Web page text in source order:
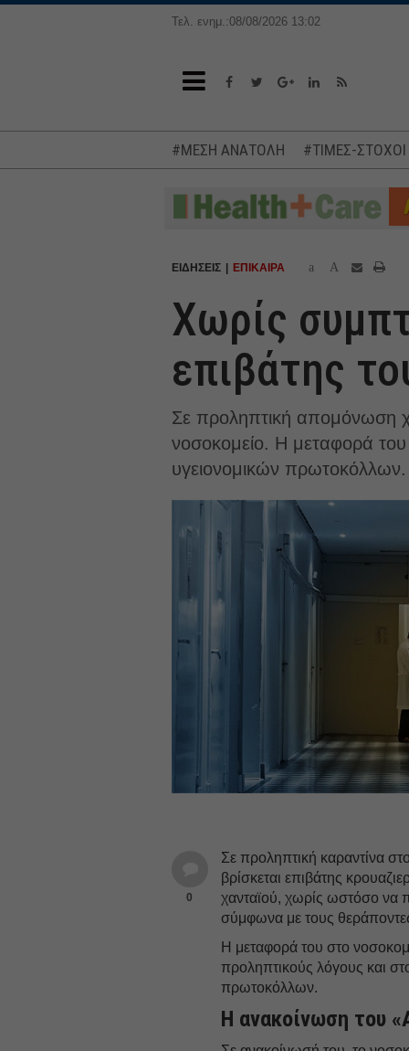
Τελ. ενημ.:08/08/2026 13:02
#ΜΕΣΗ ΑΝΑΤΟΛΗ #ΤΙΜΕΣ-
ΕΙΔΗΣΕΙΣ ΕΠΙΚΑΙΡΑ a A
Χωρίς
επιβάτης
Σε προληπτική απομόνωση
νοσοκομείο. Η μεταφορά
υγειονομικών πρωτοκόλλων.
0
Σε προληπτική καραντίνα
βρίσκεται επιβάτης
χανταϊού, χωρίς ωστόσο να
σύμφωνα με τους θεράποντες
Η μεταφορά του στο
προληπτικούς λόγους και
πρωτοκόλλων.
Η ανακοίνωση του